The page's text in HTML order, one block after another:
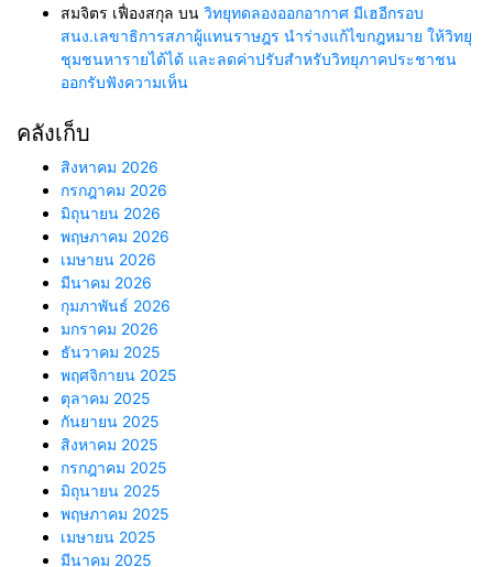
สมจิตร เฟื่องสกุล บน วิทยุทดลองออกอากาศ มีเฮอีกรอบ
สนง.เลขาธิการสภาผู้แทนราษฎร นำร่างแก้ไขกฎหมาย ให้วิทยุ
ชุมชนหารายได้ได้ และลดค่าปรับสำหรับวิทยุภาคประชาชน
ออกรับฟังความเห็น
คลังเก็บ
สิงหาคม 2026
กรกฎาคม 2026
มิถุนายน 2026
พฤษภาคม 2026
เมษายน 2026
มีนาคม 2026
กุมภาพันธ์ 2026
มกราคม 2026
ธันวาคม 2025
พฤศจิกายน 2025
ตุลาคม 2025
กันยายน 2025
สิงหาคม 2025
กรกฎาคม 2025
มิถุนายน 2025
พฤษภาคม 2025
เมษายน 2025
มีนาคม 2025